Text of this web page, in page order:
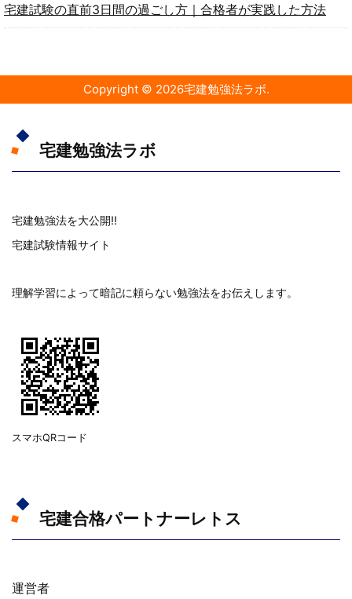
宅建試験の直前3日間の過ごし方｜合格者が実践した方法
Copyright © 2026宅建勉強法ラボ.
宅建勉強法ラボ
宅建勉強法を大公開!!
宅建試験情報サイト
理解学習によって暗記に頼らない勉強法をお伝えします。
スマホQRコード
宅建合格パートナーレトス
運営者